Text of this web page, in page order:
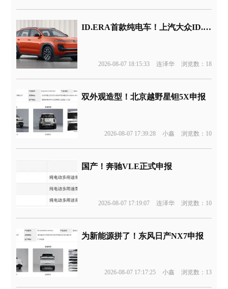
ID.ERA首款纯电车！上汽大众ID.ERA 5X申报
2026-08-07 18:15:33 连泽华 浏览数：18
双外观造型！北京越野星钽5X申报
2026-08-07 17:39:28 小鑫 浏览数：10
国产！奔驰VLE正式申报
2026-08-07 17:19:07 连泽华 浏览数：10
为新能源拼了！东风日产NX7申报
2026-08-07 17:17:25 小鑫 浏览数：13